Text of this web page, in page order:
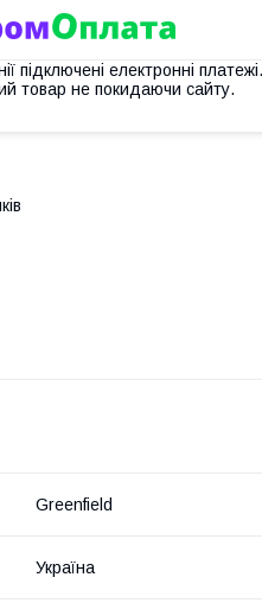
підключені електронні
товар не покидаючи сайту.
Greenfield
Україна